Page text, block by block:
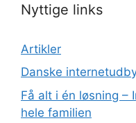
Nyttige links
Artikler
Danske
Få alt i én løsning –
hele familien